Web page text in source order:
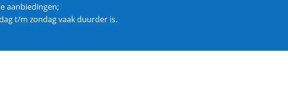
aanbiedingen;
t/m zondag vaak duurder is.